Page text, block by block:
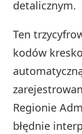
detalicznym.
Ten
kodów
Regionie
błędnie